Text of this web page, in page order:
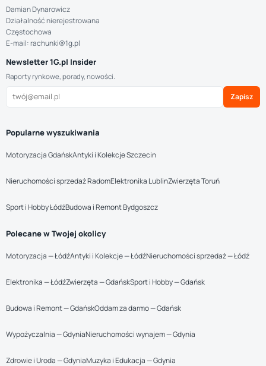
Damian Dynarowicz
Działalność nierejestrowana
Częstochowa
E-mail: rachunki@1g.pl
Newsletter 1G.pl Insider
Raporty rynkowe, porady, nowości.
Zapisz
Popularne wyszukiwania
Motoryzacja GdańskAntyki i Kolekcje Szczecin
Nieruchomości sprzedaż RadomElektronika LublinZwierzęta Toruń
Sport i Hobby ŁódźBudowa i Remont Bydgoszcz
Polecane w Twojej okolicy
Motoryzacja — ŁódźAntyki i Kolekcje — ŁódźNieruchomości sprzedaż — Łódź
Elektronika — ŁódźZwierzęta — GdańskSport i Hobby — Gdańsk
Budowa i Remont — GdańskOddam za darmo — Gdańsk
Wypożyczalnia — GdyniaNieruchomości wynajem — Gdynia
Zdrowie i Uroda — GdyniaMuzyka i Edukacja — Gdynia